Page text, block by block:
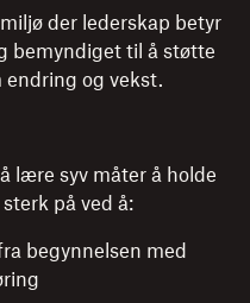
der lederskap betyr
bemyndiget til å støtte
endring og vekst.
lære syv måter å holde
på ved å:
begynnelsen med